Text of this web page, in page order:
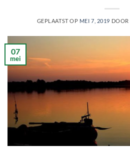
GEPLAATST OP MEI 7, 2019 DOOR
07
mei